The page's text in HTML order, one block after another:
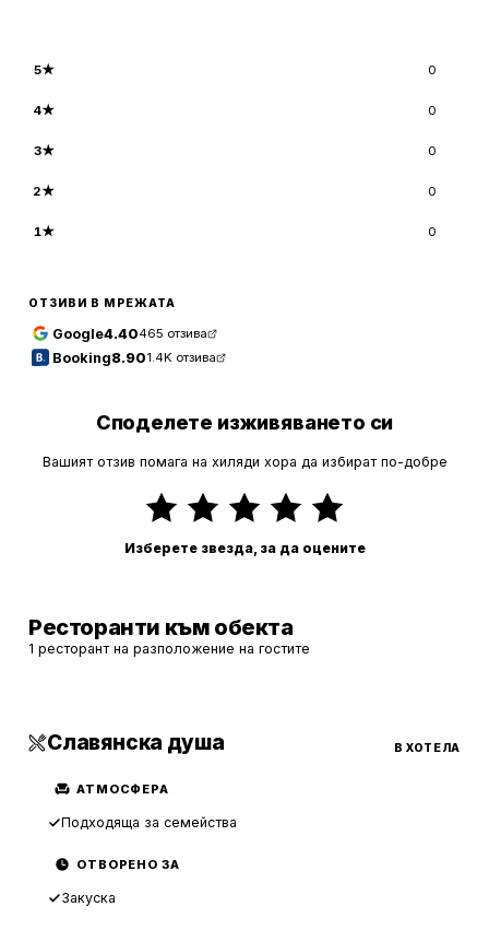
5★ 0
4★ 0
3★ 0
2★ 0
1★ 0
ОТЗИВИ В МРЕЖАТА
Google4.40465 отзива
Booking8.901.4K отзива
Споделете изживяването си
Вашият отзив помага на хиляди хора да избират по-добре
Изберете звезда, за да оцените
Ресторанти към обекта
1 ресторант на разположение на гостите
Славянска душа В ХОТЕЛА
АТМОСФЕРА
Подходяща за семейства
ОТВОРЕНО ЗА
Закуска